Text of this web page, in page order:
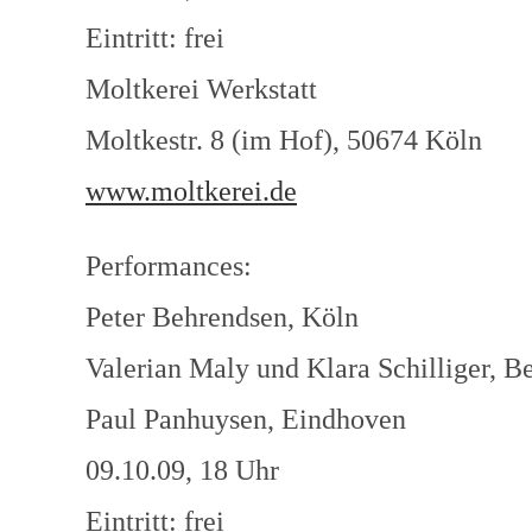
Eintritt: frei
Moltkerei Werkstatt
Moltkestr. 8 (im Hof), 50674 Köln
www.moltkerei.de
Performances:
Peter Behrendsen, Köln
Valerian Maly und Klara Schilliger,
Paul Panhuysen, Eindhoven
09.10.09, 18 Uhr
Eintritt: frei